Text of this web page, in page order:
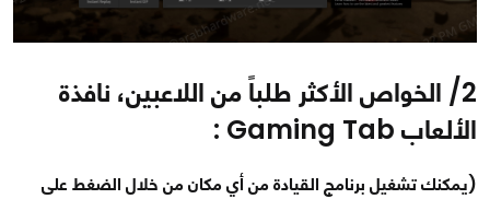
2/ الخواص الأكثر طلباً من اللاعبين، نافذة
الألعاب Gaming Tab :
(يمكنك تشغيل برنامج القيادة من أي مكان من خلال الضغط على